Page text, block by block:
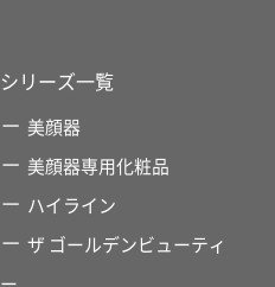
シリーズ一覧
美顔器
美顔器専用化粧品
ハイライン
ザ ゴールデンビューティ